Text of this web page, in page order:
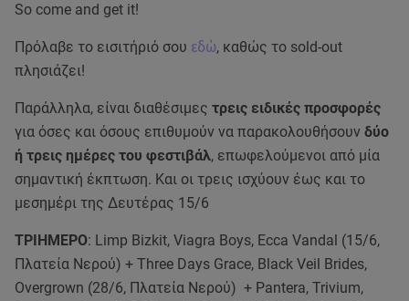
So come and get it!
Πρόλαβε το εισιτήριό σου εδώ, καθώς το sold-out
πλησιάζει!
Παράλληλα, είναι διαθέσιμες τρεις ειδικές προσφορές
για όσες και όσους επιθυμούν να παρακολουθήσουν δύο
ή τρεις ημέρες του φεστιβάλ, επωφελούμενοι από μία
σημαντική έκπτωση. Kαι οι τρεις ισχύουν έως και το
μεσημέρι της Δευτέρας 15/6
ΤΡΙΗΜΕΡΟ: Limp Bizkit, Viagra Boys, Ecca Vandal (15/6,
Πλατεία Νερού) + Three Days Grace, Black Veil Brides,
Overgrown (28/6, Πλατεία Νερού) + Pantera, Trivium,